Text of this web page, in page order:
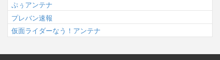
ぷぅアンテナ
プレバン速報
仮面ライダーなう！アンテナ